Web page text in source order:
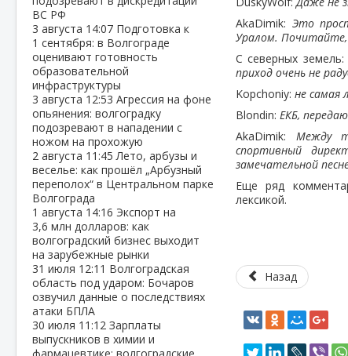
ВС РФ
3 августа 14:07 Подготовка к
1 сентября: в Волгограде
оценивают готовность
образовательной
инфраструктуры
3 августа 12:53 Агрессия на фоне
опьянения: волгоградку
подозревают в нападении с
ножом на прохожую
2 августа 11:45Лето, арбузы и
веселье: как прошёл „Арбузный
переполох“ в Центральном парке
Волгограда
1 августа 14:16 Экспорт на
3,6 млн долларов: как
волгоградский бизнес выходит
на зарубежные рынки
31 июля 12:11 Волгоградская
область под ударом: Бочаров
озвучил данные о последствиях
атаки БПЛА
30 июля 11:12 Зарплаты
выпускников в химии и
AkaDimik: Это
Уралом. Почитайте,
С северных
приход очень не
Kopchoniy:не самая
Blondin:ЕКБ,
AkaDimik: Между
спортивный
замечательной
Еще ряд
лексикой.
Назад